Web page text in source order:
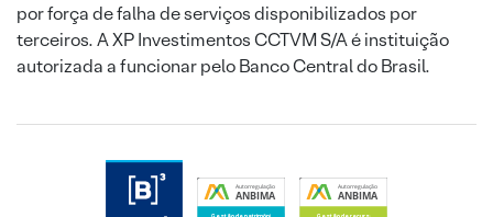
por força de falha de serviços disponibilizados por
terceiros. A XP Investimentos CCTVM S/A é instituição
autorizada a funcionar pelo Banco Central do Brasil.